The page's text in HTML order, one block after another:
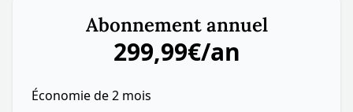
Abonnement annuel
299,99€/an
Économie de 2 mois